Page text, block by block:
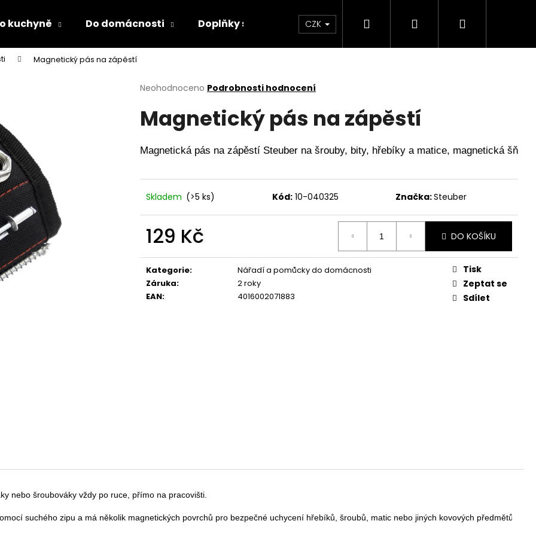
kuchyně Do domácnosti Doplňky s LED světlem Zdraví Výprodej skladových
CZK Hledat PřihlášeníNákupní
Magnetický pás na zápěstí
Průměrné
produktu
je
z
5
Neohodnoceno Podrobnosti hodnocení
Magnetický pás na zápěstí
Magnetická pás na zápěstí Steuber na šrouby, bity, hřebíky a matice, magnetická
Skladem (>5 ks) Kód: 10-040325 Značka:Steuber
129 Kč DO KOŠÍKU
Kategorie:
Nářadí a pomůcky do domácnosti
Záruka:
2 roky
EAN: 4016002071883
Tisk
Zeptat se
Sdílet
nebo šroubováky vždy po ruce, přímo na pracovišti.
suchého zipu a má několik magnetických povrchů pro bezpečné uchycení hřebíků, šroubů, matic nebo jiných kovových předmětů a
Co potřebujete najít?
HLEDAT
Doporučujeme
PROLOŽKY SADA 3 KUSY
Kč
LÁHEV NA PITÍ SKLENĚNÁ V OCHRANNÉM
POUZDRU 1000ML